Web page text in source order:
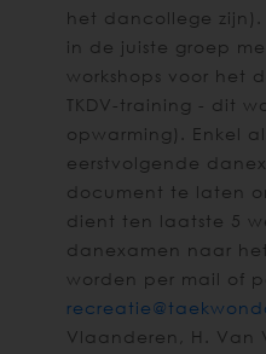
het dancollege
in de juiste groep
workshops voor het
TKDV-training - dit
opwarming). Enkel
eerstvolgende
document te laten
dient ten laatste 5
danexamen naar
worden per mail of
Vlaanderen, H. Van